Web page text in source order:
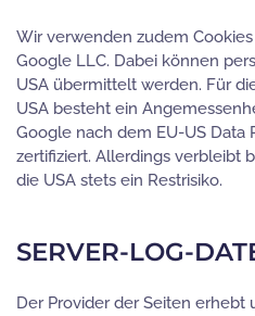
Wir verwenden zudem
Google LLC. Dabei können
USA übermittelt werden. Für
USA besteht ein
Google nach dem EU-US Data
zertifiziert. Allerdings verbleibt
die USA stets ein Restrisiko.
SERVER-LOG-
Der Provider der Seiten erhebt